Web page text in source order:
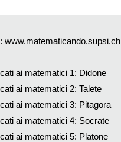
www.matematicando.supsi.ch
ai matematici 1: Didone
ai matematici 2: Talete
ai matematici 3: Pitagora
ai matematici 4: Socrate
ai matematici 5: Platone